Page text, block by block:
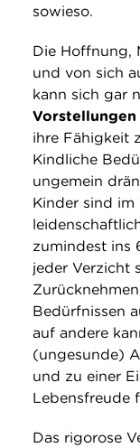
sowieso.
Die Hoffnung,
und von sich
kann sich gar
ihre Fähigkeit
Kindliche
ungemein
Kinder sind im
zumindest ins
jeder Verzicht
Bedürfnissen
auf andere
(ungesunde)
und zu einer
Lebensfreude
Das rigorose